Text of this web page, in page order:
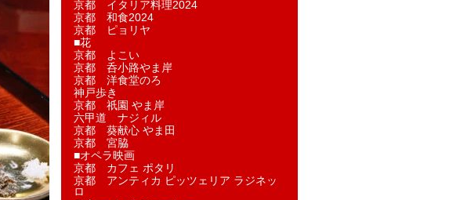
京都 イタリア料理2024
京都 和食2024
京都 ピョリヤ
■花
京都 よこい
京都 呑小路やま岸
京都 洋食堂のろ
神戸歩き
京都 祇園 やま岸
六甲道 ナジィル
京都 葵献心 やま田
京都 宮脇
■オペラ映画
京都 カフェ ポタリ
京都 アンティカ ピッツェリア ラジネッ
ロ